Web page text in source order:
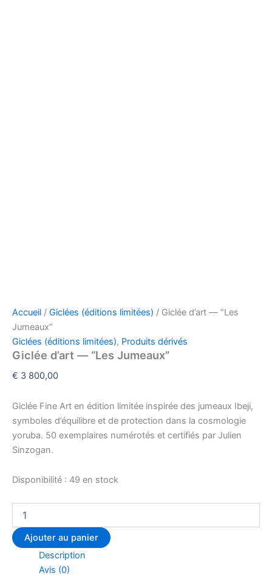
Accueil / Giclées (éditions limitées) / Giclée d’art — “Les
Jumeaux”
Giclées (éditions limitées), Produits dérivés
Giclée d’art — “Les Jumeaux”
€ 3 800,00
Giclée Fine Art en édition limitée inspirée des jumeaux Ibeji,
symboles d’équilibre et de protection dans la cosmologie
yoruba. 50 exemplaires numérotés et certifiés par Julien
Sinzogan.
Disponibilité : 49 en stock
Ajouter au panier
Description
Avis (0)